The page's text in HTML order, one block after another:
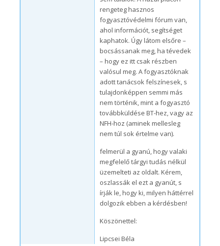
rengeteg hasznos
fogyasztóvédelmi fórum van,
ahol információt, segítséget
kaphatok. Úgy látom elsőre –
bocsássanak meg, ha tévedek
– hogy ez itt csak részben
valósul meg. A fogyasztóknak
adott tanácsok felszínesek, s
tulajdonképpen semmi más
nem történik, mint a fogyasztó
továbbküldése BT-hez, vagy az
NFH-hoz (aminek mellesleg
nem túl sok értelme van).
felmerül a gyanú, hogy valaki
megfelelő tárgyi tudás nélkül
üzemelteti az oldalt. Kérem,
oszlassák el ezt a gyanút, s
írják le, hogy ki, milyen háttérrel
dolgozik ebben a kérdésben!
Köszönettel:
Lipcsei Béla